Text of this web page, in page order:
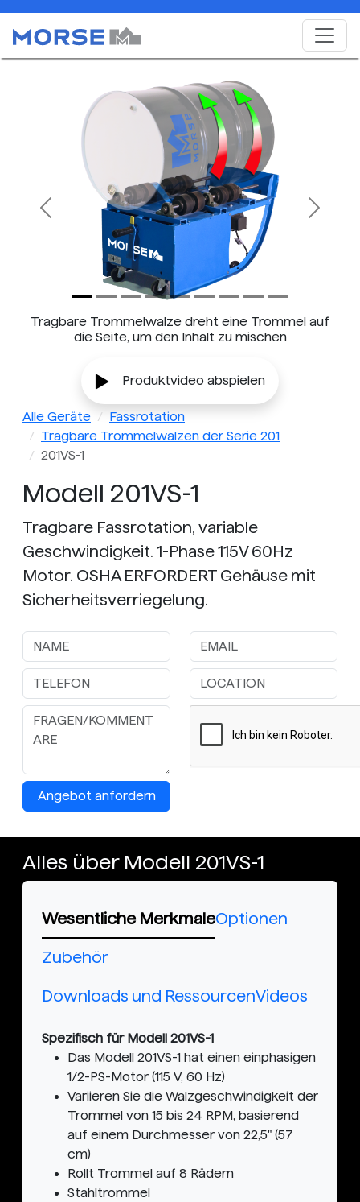
Tragbare Trommelwalze dreht eine Trommel auf
die Seite, um den Inhalt zu mischen
Previous Next
Produktvideo abspielen
Alle Geräte
Fassrotation
Tragbare Trommelwalzen der Serie 201
201VS-1
Modell 201VS-1
Tragbare Fassrotation, variable
Geschwindigkeit. 1-Phase 115V 60Hz
Motor. OSHA ERFORDERT Gehäuse mit
Sicherheitsverriegelung.
Angebot anfordern
Alles über Modell 201VS-1
Wesentliche MerkmaleOptionen
Zubehör
Downloads und RessourcenVideos
Spezifisch für Modell 201VS-1
Das Modell 201VS-1 hat einen einphasigen
1/2-PS-Motor (115 V, 60 Hz)
Variieren Sie die Walzgeschwindigkeit der
Trommel von 15 bis 24 RPM, basierend
auf einem Durchmesser von 22,5" (57
cm)
Rollt Trommel auf 8 Rädern
Stahltrommel